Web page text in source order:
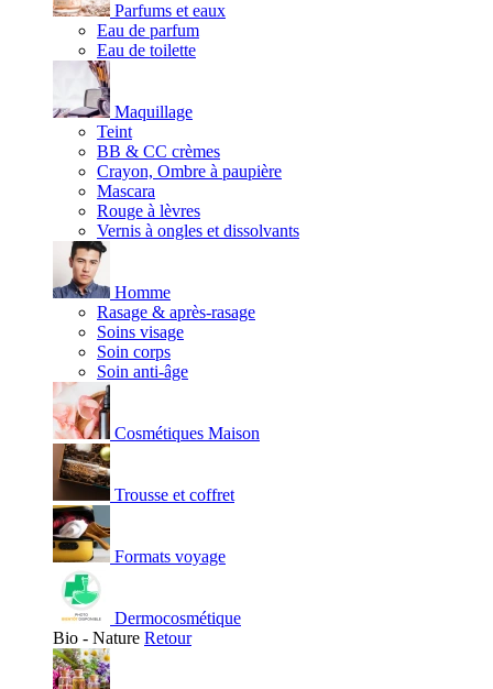
Parfums et eaux
Eau de parfum
Eau de toilette
Maquillage
Teint
BB & CC crèmes
Crayon, Ombre à paupière
Mascara
Rouge à lèvres
Vernis à ongles et dissolvants
Homme
Rasage & après-rasage
Soins visage
Soin corps
Soin anti-âge
Cosmétiques Maison
Trousse et coffret
Formats voyage
Dermocosmétique
Bio - Nature Retour